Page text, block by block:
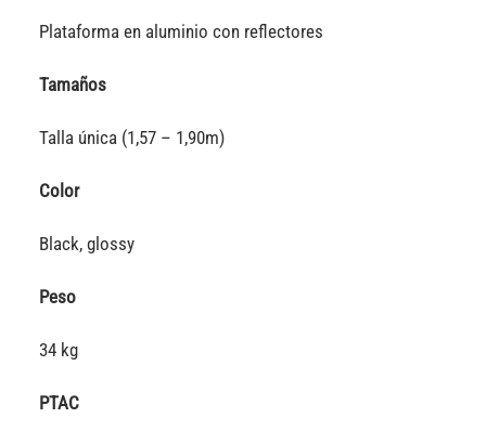
Plataforma en aluminio con reflectores
Tamaños
Talla única (1,57 – 1,90m)
Color
Black, glossy
Peso
34 kg
PTAC